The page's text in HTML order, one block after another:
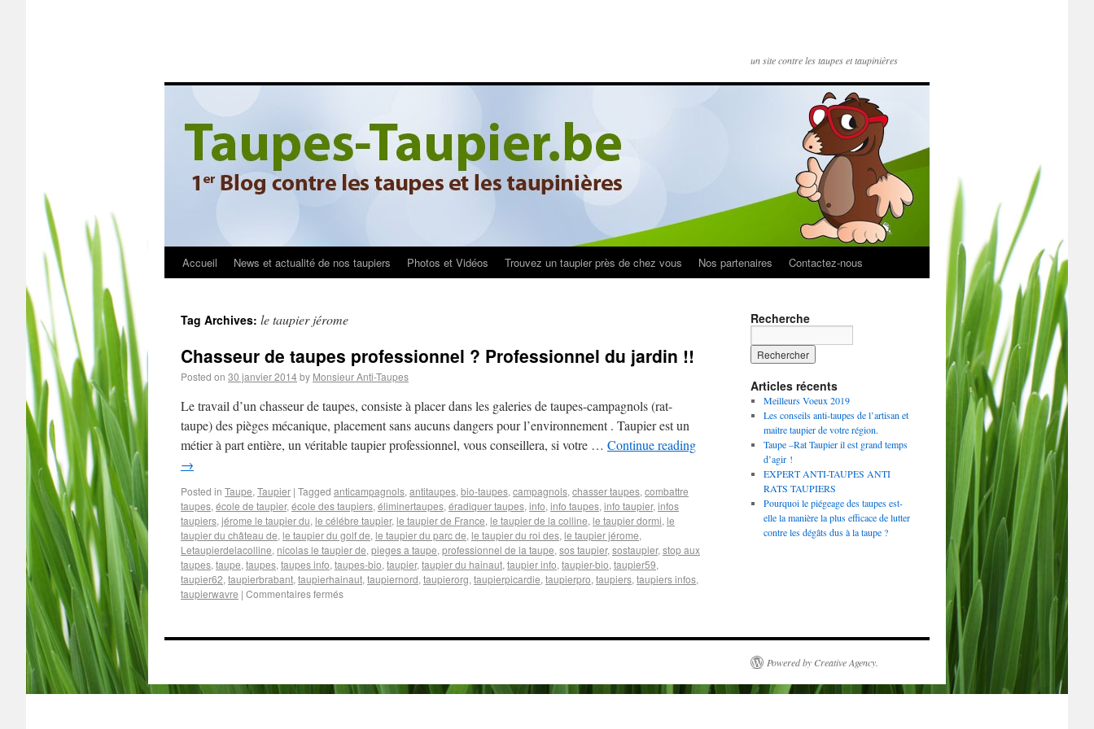
un site contre les taupes et taupinières
Accueil News et actualité de nos taupiers Photos et Vidéos Trouvez un taupier près de chez vous Nos partenaires Contactez-nous
Tag Archives: le taupier jérome
Chasseur de taupes professionnel ? Professionnel du jardin !!
Posted on 30 janvier 2014by Monsieur Anti-Taupes
Le travail d’un chasseur de taupes, consiste à placer dans les galeries de taupes-campagnols (rat-
taupe) des pièges mécanique, placement sans aucuns dangers pour l’environnement . Taupier est un
métier à part entière, un véritable taupier professionnel, vous conseillera, si votre … Continue reading
→
Posted in Taupe, Taupier | Tagged anticampagnols, antitaupes, bio-taupes, campagnols, chasser taupes, combattre
taupes, école de taupier, école des taupiers, éliminertaupes, éradiquer taupes, info, info taupes, info taupier, infos
taupiers, jérome le taupier du, le célébre taupier, le taupier de France, le taupier de la colline, le taupier dormi, le
taupier du château de, le taupier du golf de, le taupier du parc de, le taupier du roi des, le taupier jérome,
Letaupierdelacolline, nicolas le taupier de, pieges a taupe, professionnel de la taupe, sos taupier, sostaupier, stop aux
taupes, taupe, taupes, taupes info, taupes-bio, taupier, taupier du hainaut, taupier info, taupier-bio, taupier59,
taupier62, taupierbrabant, taupierhainaut, taupiernord, taupierorg, taupierpicardie, taupierpro, taupiers, taupiers infos,
taupierwavre | Commentaires fermés
Recherche
Articles récents
Meilleurs Voeux 2019
Les conseils anti-taupes de l’artisan et
maitre taupier de votre région.
Taupe –Rat Taupier il est grand temps
d’agir !
EXPERT ANTI­-TAUPES ANTI
RATS TAUPIERS
Pourquoi le piégeage des taupes est-
elle la manière la plus efficace de lutter
contre les dégâts dus à la taupe ?
Powered by Creative Agency.